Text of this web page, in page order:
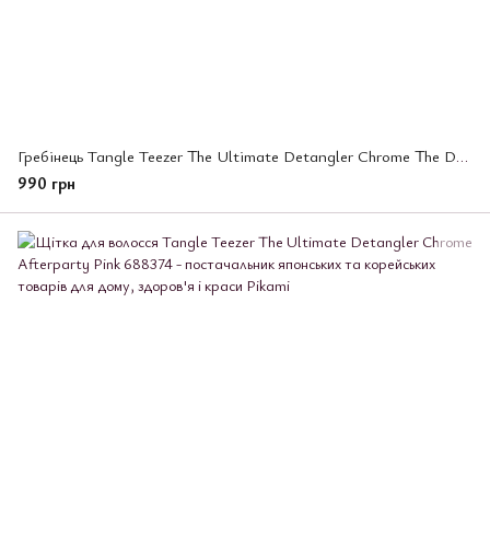
Гребінець Tangle Teezer The Ultimate Detangler Chrome The Devil Wears Prada (300863)
990 грн